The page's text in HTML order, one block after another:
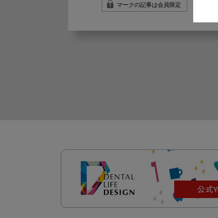
マークの記事は会員限定